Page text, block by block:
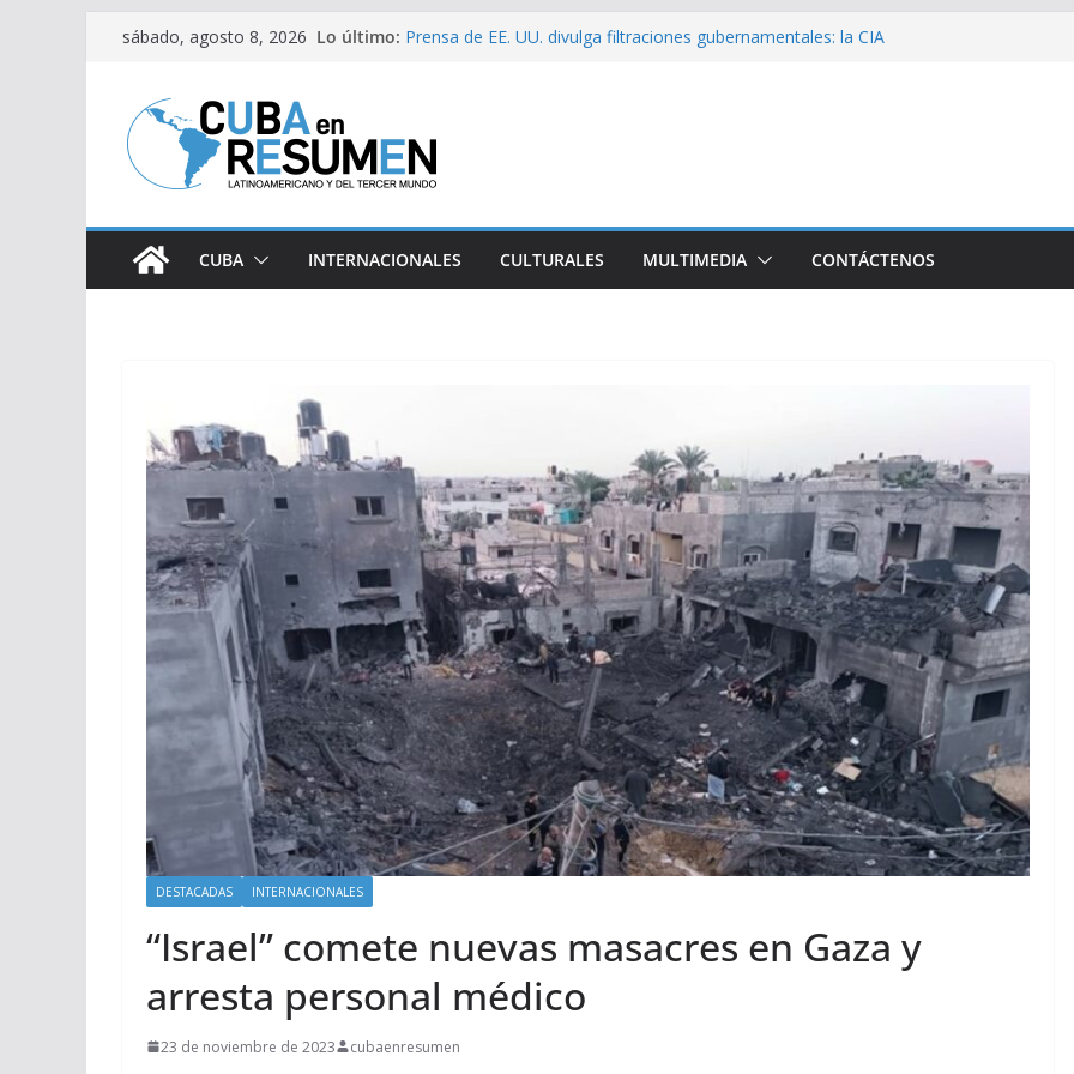
Saltar
contenido
sábado, agosto 8, 2026 Lo último: Prensa de EE. UU. divulga filtraciones gubernamentales: la CIA
lugares de impacto para el país
Fernández de Cossío sobre EE. UU.: ¿Será real el miedo?
CUBA INTERNACIONALES CULTURALES MULTIMEDIA CONTÁCTENOS
DESTACADAS INTERNACIONALES
“Israel” comete nuevas masacres en Gaza y
arresta personal médico
23 de noviembre de 2023 cubaenresumen